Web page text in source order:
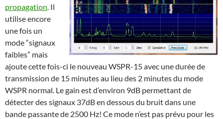
propagation. Il
utilise encore
une fois un
mode “signaux
faibles” mais
ajoute cette fois-ci le nouveau WSPR-15 avec une durée de
transmission de 15 minutes au lieu des 2 minutes du mode
WSPR normal. Le gain est d’environ 9dB permettant de
détecter des signaux 37dB en dessous du bruit dans une
bande passante de 2500 Hz! Ce mode n’est pas prévu pour les